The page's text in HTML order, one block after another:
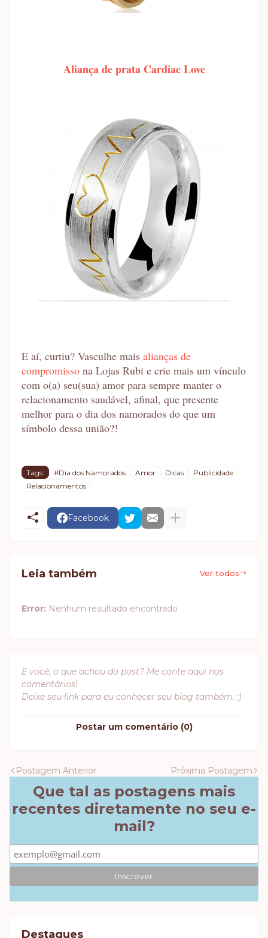
Aliança de prata Cardiac Love
E aí, curtiu? Vasculhe mais alianças de
compromisso na Lojas Rubi e crie mais um vínculo
com o(a) seu(sua) amor para sempre manter o
relacionamento saudável, afinal, que presente
melhor para o dia dos namorados do que um
símbolo dessa união?!
Tags: #Dia dos Namorados Amor Dicas
Publicidade
Relacionamentos
Facebook
Leia também Ver todos
Error: Nenhum resultado encontrado
E você, o que achou do post? Me conte aqui nos
comentários!
Deixe seu link para eu conhecer seu blog também. ;)
Postar um comentário (0)
Postagem Anterior Próxima Postagem
Que tal as postagens mais
recentes diretamente no seu e-
mail?
Destaques